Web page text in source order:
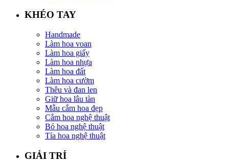
KHÉO TAY
Handmade
Làm hoa voan
Làm hoa giấy
Làm hoa nhựa
Làm hoa đất
Làm hoa cườm
Thêu và đan len
Giữ hoa lâu tàn
Mẫu cắm hoa đẹp
Cắm hoa nghệ thuật
Bó hoa nghệ thuật
Tỉa hoa nghệ thuật
GIẢI TRÍ